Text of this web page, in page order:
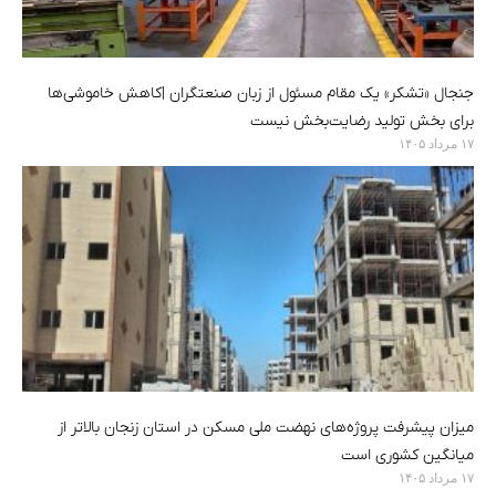
جنجال «تشکر» یک مقام مسئول از زبان صنعتگران |کاهش خاموشی‌ها
برای بخش تولید رضایت‌بخش نیست
۱۷ مرداد ۱۴۰۵
میزان پیشرفت پروژه‌های نهضت ملی مسکن در استان زنجان بالاتر از
میانگین کشوری است
۱۷ مرداد ۱۴۰۵